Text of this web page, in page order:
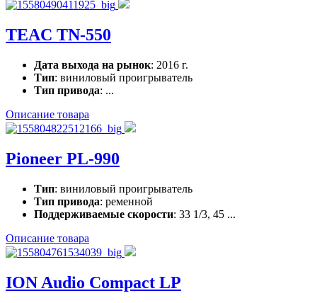
TEAC TN-550
Дата выхода на рынок: 2016 г.
Тип: виниловый проигрыватель
Тип привода: ...
Описание товара
Pioneer PL-990
Тип: виниловый проигрыватель
Тип привода: ременной
Поддерживаемые скорости: 33 1/3, 45 ...
Описание товара
ION Audio Compact LP